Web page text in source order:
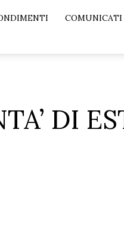
COMUNICATI
DI